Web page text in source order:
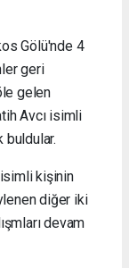
Gölü'nde 4
geri
gelen
Avcı isimli
buldular.
kişinin
diğer iki
devam